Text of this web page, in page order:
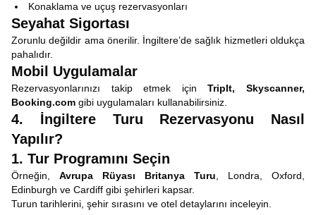
Konaklama ve uçuş rezervasyonları
Seyahat Sigortası
Zorunlu değildir ama önerilir. İngiltere’de sağlık hizmetleri oldukça
pahalıdır.
Mobil Uygulamalar
Rezervasyonlarınızı takip etmek içinTripIt, Skyscanner,
Booking.com gibi uygulamaları kullanabilirsiniz.
4. İngiltere Turu Rezervasyonu Nasıl
Yapılır?
1. Tur Programını Seçin
Örneğin, Avrupa Rüyası Britanya Turu , Londra, Oxford,
Edinburgh ve Cardiff gibi şehirleri kapsar.
Turun tarihlerini, şehir sırasını ve otel detaylarını inceleyin.